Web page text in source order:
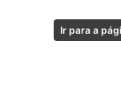
Ir para a